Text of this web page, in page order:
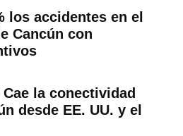
los accidentes en el
Cancún con
la conectividad
desde EE. UU. y el